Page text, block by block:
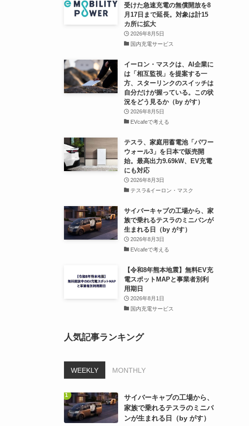
受けた急速充電の無償開放を8
月17日まで延長。対象は計15
カ所に拡大
2026年8月5日
国内充電サービス
イーロン・マスクは、AI企業に
は「相互監視」を提案する一
方、スターリンクのスイッチは
自分だけが握っている。この状
況をどう見るか（by がす）
2026年8月5日
EVcafeで考える
テスラ、家庭用蓄電池「パワー
ウォール3」を日本で販売開
始。最高出力9.69kW、EV充電
にも対応
2026年8月3日
テスラ&イーロン・マスク
サイバーキャブの工場から、家
族で乗れるテスラのミニバンが
生まれる日（by がす）
2026年8月3日
EVcafeで考える
【令和8年熊本地震】無料EV充
電スポットMAPと事業者別利
用期日
2026年8月1日
国内充電サービス
人気記事ランキング
WEEKLY MONTHLY
サイバーキャブの工場から、
家族で乗れるテスラのミニバ
ンが生まれる日（by がす）